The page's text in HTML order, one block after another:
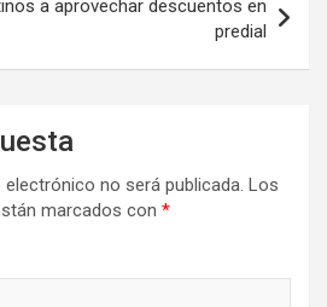
a aprovechar descuentos en
predial
no será publicada. Los
marcados con *